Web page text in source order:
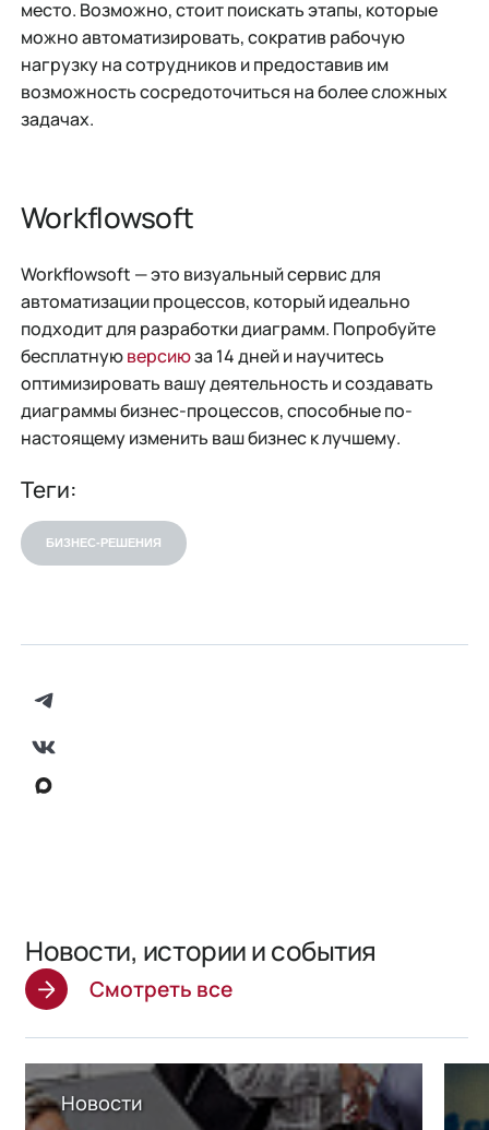
место. Возможно, стоит поискать этапы, которые
можно автоматизировать, сократив рабочую
нагрузку на сотрудников и предоставив им
возможность сосредоточиться на более сложных
задачах.
Workflowsoft
Workflowsoft — это визуальный сервис для
автоматизации процессов, который идеально
подходит для разработки диаграмм. Попробуйте
бесплатнуюверсиюза 14 дней и научитесь
оптимизировать вашу деятельность и создавать
диаграммы бизнес-процессов, способные по-
настоящему изменить ваш бизнес к лучшему.
Теги:
БИЗНЕС-РЕШЕНИЯ
Новости, истории и события
Смотреть все
Новости